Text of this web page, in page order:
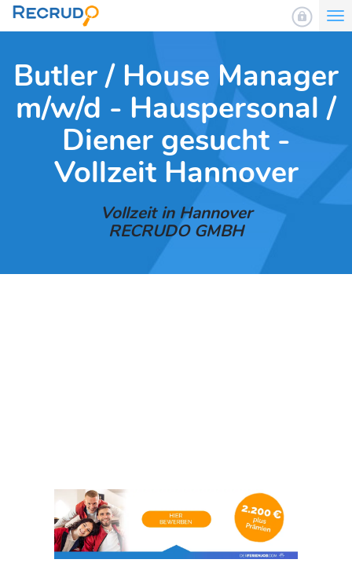
Butler / House Manager
m/w/d - Hauspersonal /
Diener gesucht -
Vollzeit Hannover
Vollzeit in Hannover
RECRUDO GMBH